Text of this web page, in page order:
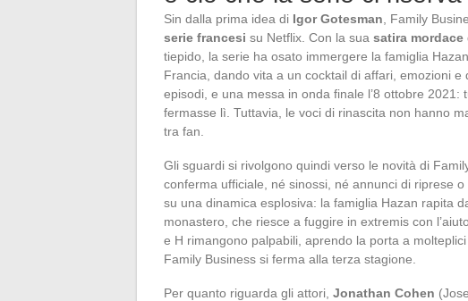
Sin dalla prima idea di Igor Gotesman , Family
serie francesi su Netflix. Con la sua satira mordace
tiepido, la serie ha osato immergere la famiglia
Francia, dando vita a un cocktail di affari, emozioni
episodi, e una messa in onda finale l’8 ottobre 2021:
fermasse lì. Tuttavia, le voci di rinascita non hanno
tra fan.
Gli sguardi si rivolgono quindi verso le novità di
conferma ufficiale, né sinossi, né annunci di riprese
su una dinamica esplosiva: la famiglia Hazan rapita
monastero, che riesce a fuggire in extremis con
e H rimangono palpabili, aprendo la porta a
Family Business si ferma alla terza stagione.
Per quanto riguarda gli attori, Jonathan Cohen